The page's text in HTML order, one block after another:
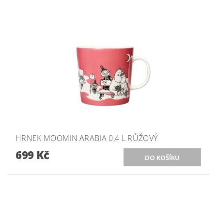
HRNEK MOOMIN ARABIA 0,4 L RŮŽOVÝ
699 Kč